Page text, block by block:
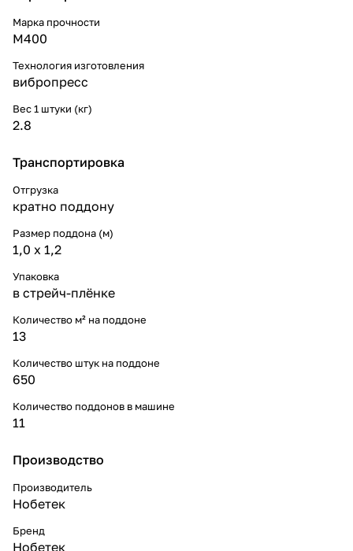
Марка прочности
М400
Технология изготовления
вибропресс
Вес 1 штуки (кг)
2.8
Транспортировка
Отгрузка
кратно поддону
Размер поддона (м)
1,0 х 1,2
Упаковка
в стрейч-плёнке
Количество м² на поддоне
13
Количество штук на поддоне
650
Количество поддонов в машине
11
Производство
Производитель
Нобетек
Бренд
Нобетек